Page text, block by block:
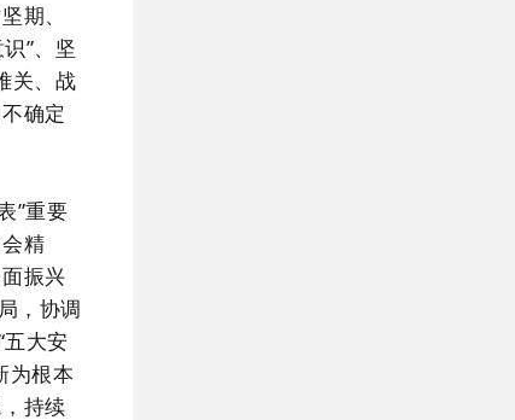
期、
”、坚
关、战
确定
”重要
精
振兴
，协调
大安
为根本
持续